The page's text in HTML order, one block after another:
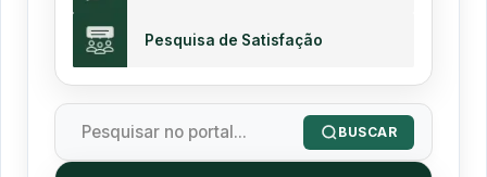
Pesquisa de Satisfação
BUSCAR